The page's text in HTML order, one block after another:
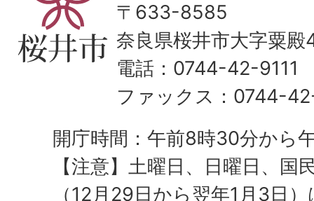
〒633-8585
奈良県桜井市大字粟
電話：0744-42-9111
ファックス：0744-
開庁時間：午前8時30分から
【注意】土曜日、日曜日、国
（12月29日から翌年1月3日